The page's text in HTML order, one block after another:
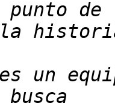
un